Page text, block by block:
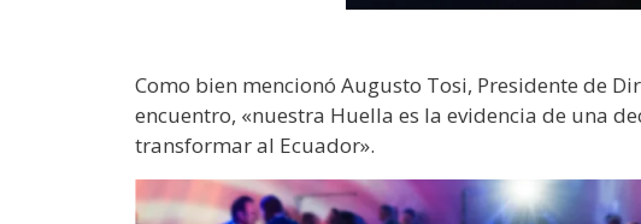
Como bien mencionó Augusto Tosi, Presidente de
encuentro, «nuestra Huella es la evidencia de una
transformar al Ecuador».